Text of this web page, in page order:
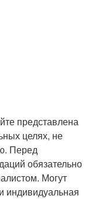
представлена
целях, не
Перед
обязательно
Могут
индивидуальная